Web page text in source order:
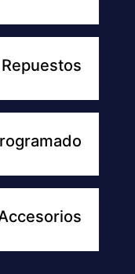
Repuestos